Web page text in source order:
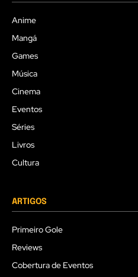
Anime
Mangá
Games
Música
Cinema
Eventos
Séries
Livros
Cultura
ARTIGOS
Primeiro Gole
Reviews
Cobertura de Eventos